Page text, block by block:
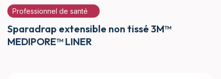
Professionnel de santé
Sparadrap extensible non tissé 3M™
MEDIPORE™ LINER